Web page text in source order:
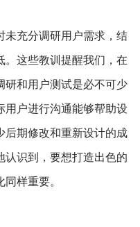
未充分调研用户需求，结
。这些教训提醒我们，在
研和用户测试是必不可少
用户进行沟通能够帮助设
后期修改和重新设计的成
认识到，要想打造出色的
样重要。